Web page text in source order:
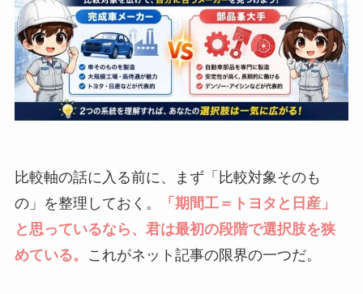
比較軸の話に入る前に、まず「比較対象そのも
の」を整理しておく。
「期間工＝トヨタと日産」
と思っているなら、君は最初の段階で選択肢を狭
めている。
これがネット記事の限界の一つだ。